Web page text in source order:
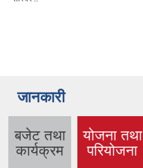
जानकारी
बजेट तथा
कार्यक्रम
योजना तथा
परियोजना
(active